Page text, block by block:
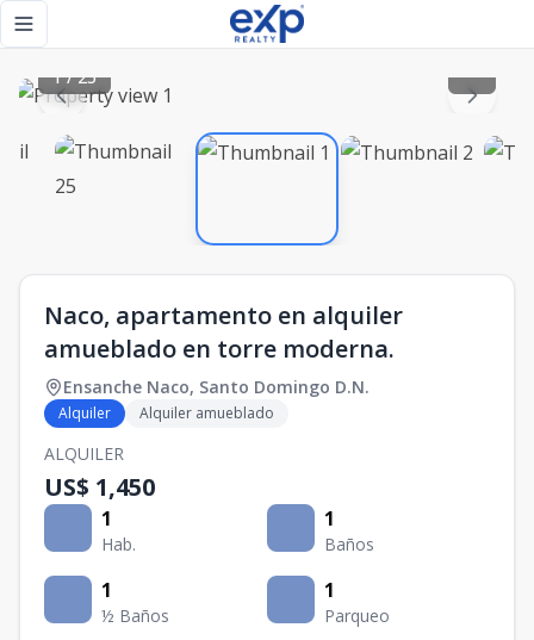
Toggle navigation menu
1/25
Naco, apartamento en alquiler
amueblado en torre moderna.
Ensanche Naco, Santo Domingo D.N.
Alquiler Alquiler amueblado
ALQUILER
US$ 1,450
1
Hab.
1
Baños
1
½ Baños
1
Parqueo
Naco, apartamento en alquiler amueblado en torre